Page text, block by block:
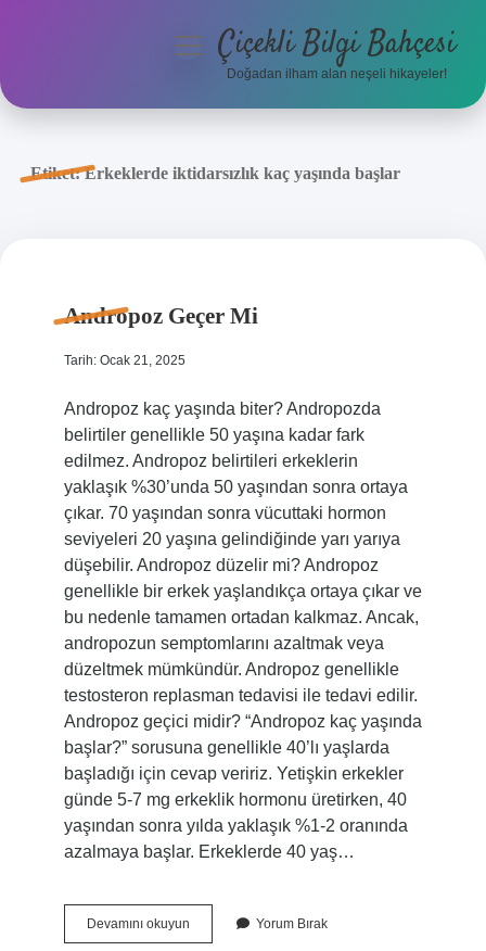
Anasayfa
menüyüÇiçekli Bilgi Bahçesi
Doğadan ilham alan neşeli hikayeler!
Etiket:Erkeklerde iktidarsızlık kaç yaşında başlar
Andropoz Geçer Mi
Tarih: Ocak 21, 2025
Andropoz kaç yaşında biter? Andropozda
belirtiler genellikle 50 yaşına kadar fark
edilmez. Andropoz belirtileri erkeklerin
yaklaşık %30’unda 50 yaşından sonra ortaya
çıkar. 70 yaşından sonra vücuttaki hormon
seviyeleri 20 yaşına gelindiğinde yarı yarıya
düşebilir. Andropoz düzelir mi? Andropoz
genellikle bir erkek yaşlandıkça ortaya çıkar ve
bu nedenle tamamen ortadan kalkmaz. Ancak,
andropozun semptomlarını azaltmak veya
düzeltmek mümkündür. Andropoz genellikle
testosteron replasman tedavisi ile tedavi edilir.
Andropoz geçici midir? “Andropoz kaç yaşında
başlar?” sorusuna genellikle 40’lı yaşlarda
başladığı için cevap veririz. Yetişkin erkekler
günde 5-7 mg erkeklik hormonu üretirken, 40
yaşından sonra yılda yaklaşık %1-2 oranında
azalmaya başlar. Erkeklerde 40 yaş…
Devamını okuyunAndropoz
Geçer
Yorum Bırak